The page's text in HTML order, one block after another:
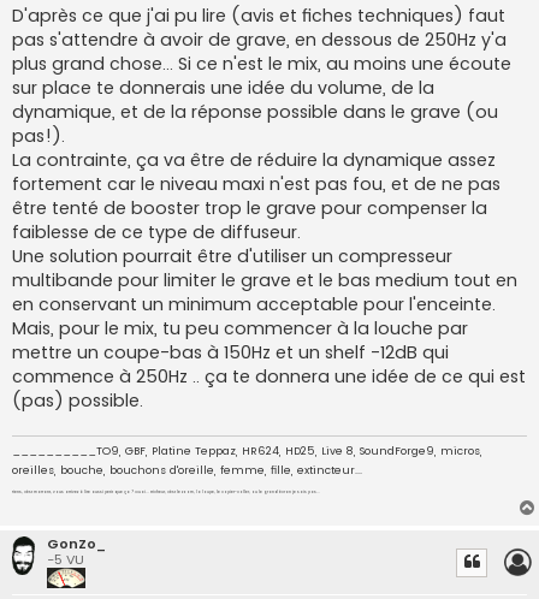
s
s
a
g
e
n
o
n
l
u
D'après ce que j'ai pu lire (avis et fiches techniques) faut
pas s'attendre à avoir de grave, en dessous de 250Hz y'a
plus grand chose... Si ce n'est le mix, au moins une écoute
sur place te donnerais une idée du volume, de la
dynamique, et de la réponse possible dans le grave (ou
pas!).
La contrainte, ça va être de réduire la dynamique assez
fortement car le niveau maxi n'est pas fou, et de ne pas
être tenté de booster trop le grave pour compenser la
faiblesse de ce type de diffuseur.
Une solution pourrait être d'utiliser un compresseur
multibande pour limiter le grave et le bas medium tout en
en conservant un minimum acceptable pour l'enceinte.
Mais, pour le mix, tu peu commencer à la louche par
mettre un coupe-bas à 150Hz et un shelf -12dB qui
commence à 250Hz .. ça te donnera une idée de ce qui est
(pas) possible.
__________TO9, GBF, Platine Teppaz, HR624, HD25, Live 8, SoundForge9, micros,
oreilles, bouche, bouchons d'oreille, femme, fille, extincteur...
Tiens, c'est marrant, vous arrivez à lire aussi petit que ça ? Ouai... tricheur, c'est le zoom, la loupe, le copier-coller, ou le grand écran je sais pas...
GonZo_
-5 VU